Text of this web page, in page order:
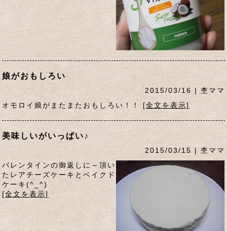
娘がおもしろい
2015/03/16 | 杢ママ
オモロイ娘がまたまたおもしろい！！ [全文を表示]
美味しいがいっぱい♪
2015/03/15 | 杢ママ
バレンタインの御返しに～頂い
たレアチーズケーキとベイクド
ケーキ(^_^)
[全文を表示]